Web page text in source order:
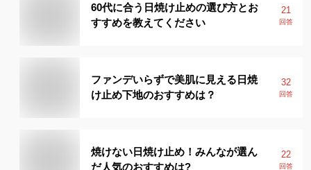
60代に合う日焼け止めの選び方とお
すすめを教えてください
21
回答
ファンデいらずで美肌に見える日焼
け止め下地のおすすめは？
32
回答
焼けない日焼け止め！みんなが選ん
だ人気のおすすめは?
22
回答